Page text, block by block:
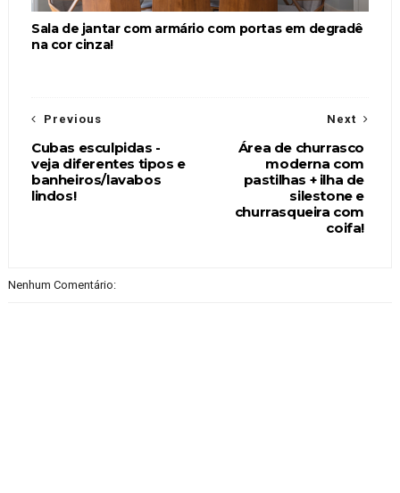
Sala de jantar com armário com portas em degradê
na cor cinza!
Next
Área de churrasco
moderna com
pastilhas + ilha de
silestone e
churrasqueira com
coifa!
Previous
Cubas esculpidas -
veja diferentes tipos e
banheiros/lavabos
lindos!
Nenhum Comentário: